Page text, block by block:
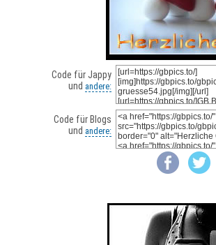
Code für Jappy
und andere:
Code für Blogs
und andere: